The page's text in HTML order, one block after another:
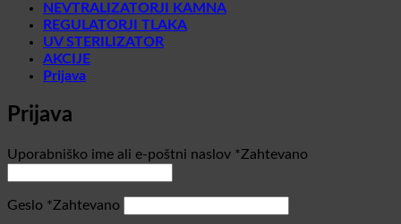
NEVTRALIZATORJI KAMNA
REGULATORJI TLAKA
UV STERILIZATOR
AKCIJE
Prijava
Prijava
Uporabniško ime ali e-poštni naslov *Zahtevano
Geslo *Zahtevano